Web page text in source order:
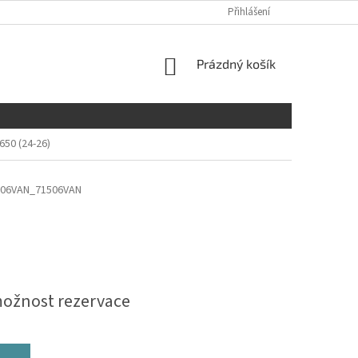
Přihlášení
NÁKUPNÍ
Prázdný košík
(24-26)
rezervace